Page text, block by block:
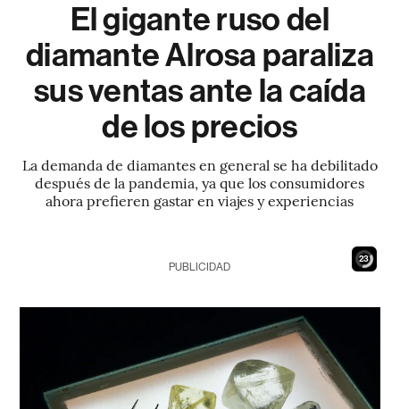
El gigante ruso del
diamante Alrosa paraliza
sus ventas ante la caída
de los precios
La demanda de diamantes en general se ha debilitado
después de la pandemia, ya que los consumidores
ahora prefieren gastar en viajes y experiencias
22
PUBLICIDAD